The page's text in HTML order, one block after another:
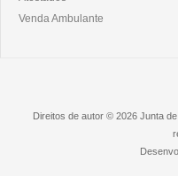
Venda Ambulante
Direitos de autor © 2026 Junta